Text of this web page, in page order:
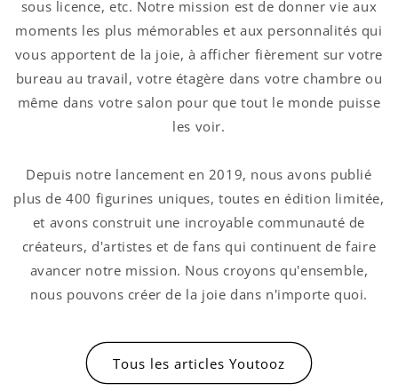
sous licence, etc. Notre mission est de donner vie aux
moments les plus mémorables et aux personnalités qui
vous apportent de la joie, à afficher fièrement sur votre
bureau au travail, votre étagère dans votre chambre ou
même dans votre salon pour que tout le monde puisse
les voir.
Depuis notre lancement en 2019, nous avons publié
plus de 400 figurines uniques, toutes en édition limitée,
et avons construit une incroyable communauté de
créateurs, d'artistes et de fans qui continuent de faire
avancer notre mission. Nous croyons qu'ensemble,
nous pouvons créer de la joie dans n'importe quoi.
Tous les articles Youtooz